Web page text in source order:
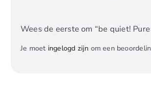
Wees de eerste om “be quiet!
Je moet ingelogd zijn om een